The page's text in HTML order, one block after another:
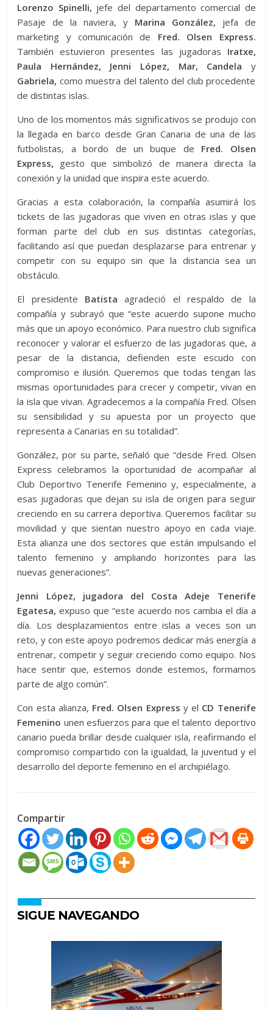
Lorenzo Spinelli, jefe del departamento comercial de
Pasaje de la naviera, y Marina González, jefa de
marketing y comunicación de Fred. Olsen Express.
También estuvieron presentes las jugadoras Iratxe,
Paula Hernández, Jenni López, Mar, Candela y
Gabriela, como muestra del talento del club procedente
de distintas islas.
Uno de los momentos más significativos se produjo con
la llegada en barco desde Gran Canaria de una de las
futbolistas, a bordo de un buque de Fred. Olsen
Express, gesto que simbolizó de manera directa la
conexión y la unidad que inspira este acuerdo.
Gracias a esta colaboración, la compañía asumirá los
tickets de las jugadoras que viven en otras islas y que
forman parte del club en sus distintas categorías,
facilitando así que puedan desplazarse para entrenar y
competir con su equipo sin que la distancia sea un
obstáculo.
El presidente Batista agradeció el respaldo de la
compañía y subrayó que “este acuerdo supone mucho
más que un apoyo económico. Para nuestro club significa
reconocer y valorar el esfuerzo de las jugadoras que, a
pesar de la distancia, defienden este escudo con
compromiso e ilusión. Queremos que todas tengan las
mismas oportunidades para crecer y competir, vivan en
la isla que vivan. Agradecemos a la compañía Fred. Olsen
su sensibilidad y su apuesta por un proyecto que
representa a Canarias en su totalidad”.
González, por su parte, señaló que “desde Fred. Olsen
Express celebramos la oportunidad de acompañar al
Club Deportivo Tenerife Femenino y, especialmente, a
esas jugadoras que dejan su isla de origen para seguir
creciendo en su carrera deportiva. Queremos facilitar su
movilidad y que sientan nuestro apoyo en cada viaje.
Esta alianza une dos sectores que están impulsando el
talento femenino y ampliando horizontes para las
nuevas generaciones”.
Jenni López, jugadora del Costa Adeje Tenerife
Egatesa, expuso que “este acuerdo nos cambia el día a
día. Los desplazamientos entre islas a veces son un
reto, y con este apoyo podremos dedicar más energía a
entrenar, competir y seguir creciendo como equipo. Nos
hace sentir que, estemos donde estemos, formamos
parte de algo común”.
Con esta alianza, Fred. Olsen Express y el CD Tenerife
Femenino unen esfuerzos para que el talento deportivo
canario pueda brillar desde cualquier isla, reafirmando el
compromiso compartido con la igualdad, la juventud y el
desarrollo del deporte femenino en el archipiélago.
Compartir
SIGUE NAVEGANDO